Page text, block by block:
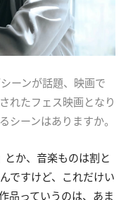
ーンが話題、映画で
れたフェス映画となり
シーンはありますか。
とか、音楽ものは割と
ですけど、これだけい
品っていうのは、あま